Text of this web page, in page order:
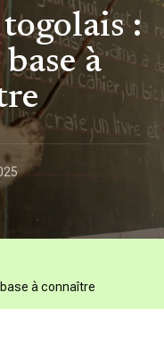
:
à
à connaître